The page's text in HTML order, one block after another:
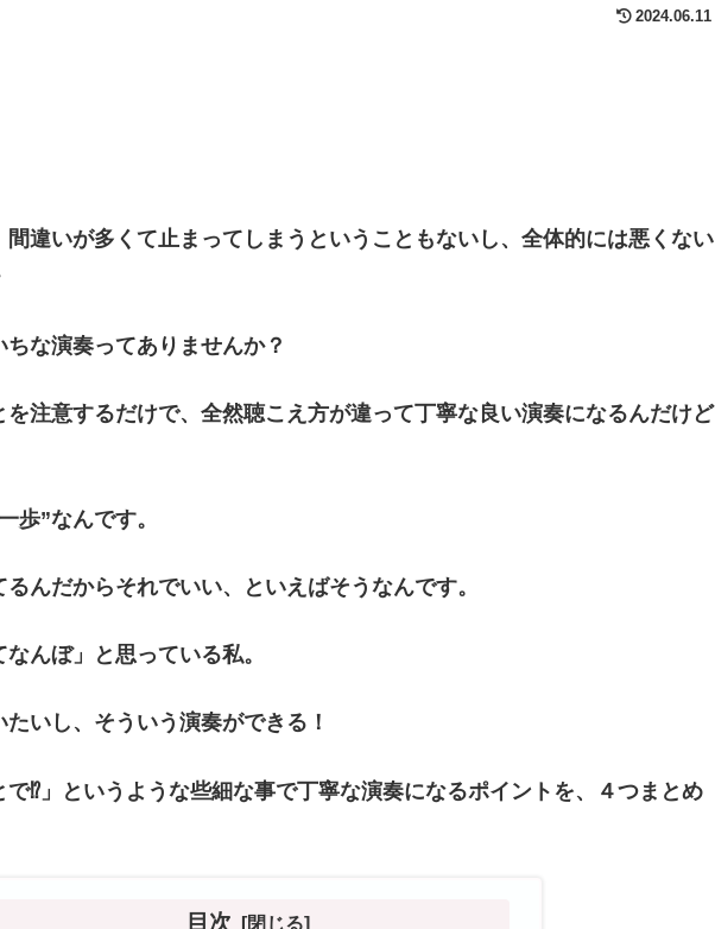
2024.06.11
違いが多くて止まってしまうということもないし、全体的には悪くない
な演奏ってありませんか？
注意するだけで、全然聴こえ方が違って丁寧な良い演奏になるんだけど
歩”なんです。
んだからそれでいい、といえばそうなんです。
んぼ」と思っている私。
いし、そういう演奏ができる！
⁉」というような些細な事で丁寧な演奏になるポイントを、４つまとめ
目次